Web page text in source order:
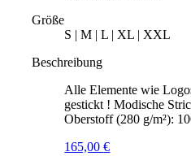
Größe
S | M | L | XL | XXL
Beschreibung
Alle Elemente wie
gestickt ! Modische
Oberstoff (280 g/m²):
165,00€